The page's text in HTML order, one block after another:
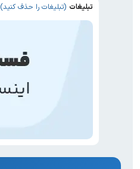
تبلیغات (تبلیغات را حذف کنید)